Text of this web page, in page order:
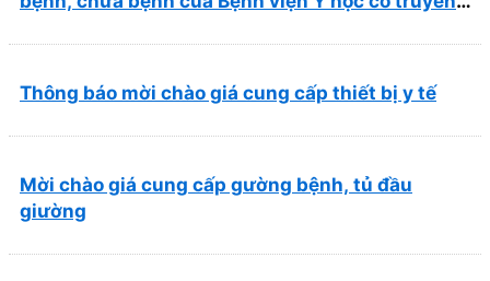
Thông báo mời chào giá cung cấp thiết bị y tế
Mời chào giá cung cấp gường bệnh, tủ đầu
giường